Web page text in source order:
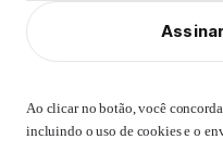
Ao clicar no botão, você
incluindo o uso de cookies e o